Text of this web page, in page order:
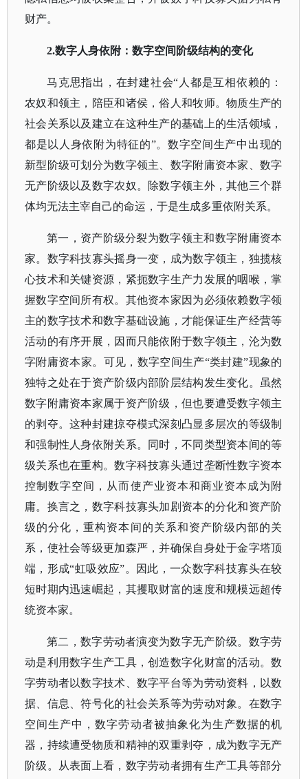
财产。
2.数字人身依附：数字空间阶级结构的变化
马克思指出，在封建社会“人都是互相依赖的：
农奴和领主，陪臣和诸侯，俗人和牧师。物质生产的
社会关系以及建立在这种生产的基础上的生活领域，
都是以人身依附为特征的”。数字空间生产中出现的
新型阶级可划分为数字领主、数字附庸资本家、数字
无产阶级以及数字农奴。除数字领主外，其他三个群
体均无法主宰自己的命运，于是生成多重依附关系。
第一，资产阶级分裂为数字领主和数字附庸资本
家。数字科技寡头摇身一变，成为数字领主，独揽核
心技术和关键资源，紧扼数字生产力发展的咽喉，掌
握数字空间所有权。其他资本家因为必须依赖数字领
主的数字技术和数字基础设施，才能保证生产经营等
活动的有序开展，因而只能依附于数字领主，沦为数
字附庸资本家。可见，数字空间生产“类封建”现象的
独特之处在于资产阶级内部阶层结构发生变化。虽然
数字附庸资本家属于资产阶级，但也要遭受数字领主
的剥夺。这种封建掠夺模式深刻凸显多层次的等级制
和强制性人身依附关系。同时，不同类型资本间的等
级关系也在重构。数字科技寡头通过垄断性数字资本
控制数字空间，从而使产业资本和商业资本成为附
庸。换言之，数字科技寡头加剧资本的分化和资产阶
级的分化，重构资本间的关系和资产阶级内部的关
系，使社会等级更加森严，并确保自身处于金字塔顶
端，形成“虹吸效应”。因此，一众数字科技寡头在较
短时期内迅速崛起，其攫取财富的速度和规模远超传
统资本家。
第二，数字劳动者演变为数字无产阶级。数字劳
动是利用数字生产工具，创造数字化财富的活动。数
字劳动者以数字技术、数字平台等为劳动资料，以数
据、信息、符号化的社会关系等为劳动对象。在数字
空间生产中，数字劳动者被抽象化为生产数据的机
器，持续遭受物质和精神的双重剥夺，成为数字无产
阶级。从表面上看，数字劳动者拥有生产工具等部分